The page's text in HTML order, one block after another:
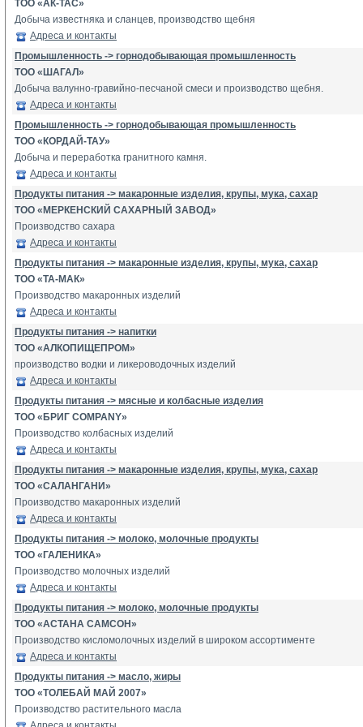
ТОО «АК-ТАС»
Добыча известняка и сланцев, производство щебня
Адреса и контакты
Промышленность -> горнодобывающая промышленность
ТОО «ШАГАЛ»
Добыча валунно-гравийно-песчаной смеси и производство щебня.
Адреса и контакты
Промышленность -> горнодобывающая промышленность
ТОО «КОРДАЙ-ТАУ»
Добыча и переработка гранитного камня.
Адреса и контакты
Продукты питания -> макаронные изделия, крупы, мука, сахар
ТОО «МЕРКЕНСКИЙ САХАРНЫЙ ЗАВОД»
Производство сахара
Адреса и контакты
Продукты питания -> макаронные изделия, крупы, мука, сахар
ТОО «ТА-МАК»
Производство макаронных изделий
Адреса и контакты
Продукты питания -> напитки
ТОО «АЛКОПИЩЕПРОМ»
производство водки и ликероводочных изделий
Адреса и контакты
Продукты питания -> мясные и колбасные изделия
ТОО «БРИГ COMPANY»
Производство колбасных изделий
Адреса и контакты
Продукты питания -> макаронные изделия, крупы, мука, сахар
ТОО «САЛАНГАНИ»
Производство макаронных изделий
Адреса и контакты
Продукты питания -> молоко, молочные продукты
ТОО «ГАЛЕНИКА»
Производство молочных изделий
Адреса и контакты
Продукты питания -> молоко, молочные продукты
ТОО «АСТАНА САМСОН»
Производство кисломолочных изделий в широком ассортименте
Адреса и контакты
Продукты питания -> масло, жиры
ТОО «ТОЛЕБАЙ МАЙ 2007»
Производство растительного масла